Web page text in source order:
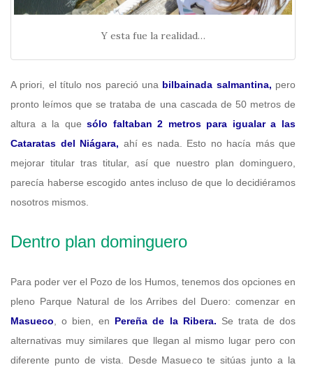
Y esta fue la realidad…
A priori, el título nos pareció una bilbainada salmantina, pero
pronto leímos que se trataba de una cascada de 50 metros de
altura a la quesólo faltaban 2 metros para igualar a las
Cataratas del Niágara, ahí es nada. Esto no hacía más que
mejorar titular tras titular, así que nuestro plan dominguero,
parecía haberse escogido antes incluso de que lo decidiéramos
nosotros mismos.
Dentro plan dominguero
Para poder ver el Pozo de los Humos, tenemos dos opciones en
pleno Parque Natural de los Arribes del Duero: comenzar en
Masueco, o bien, en Pereña de la Ribera. Se trata de dos
alternativas muy similares que llegan al mismo lugar pero con
diferente punto de vista. Desde Masueco te sitúas junto a la